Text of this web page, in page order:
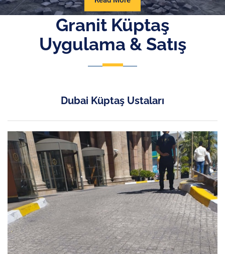
More
Granit Küptaş
Uygulama & Satış
Dubai Küptaş Ustaları